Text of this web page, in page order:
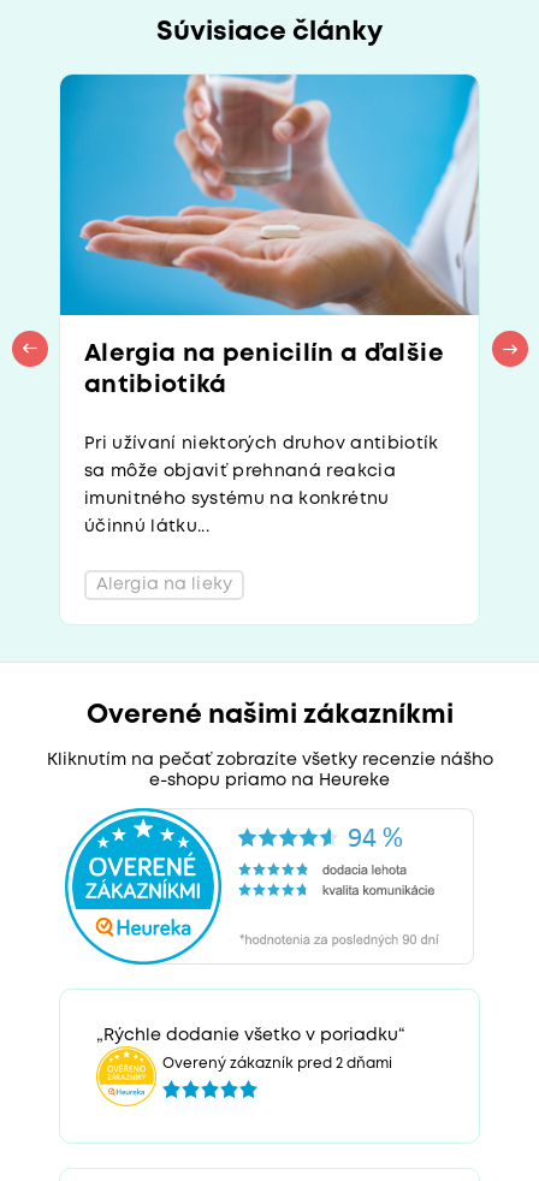
Súvisiace články
Alergia na penicilín a ďalšie
antibiotiká
Pri užívaní niektorých druhov antibiotík
sa môže objaviť prehnaná reakcia
imunitného systému na konkrétnu
účinnú látku...
Alergia na lieky
Overené našimi zákazníkmi
Kliknutím na pečať zobrazíte všetky recenzie nášho
e-shopu priamo na Heureke
„Rýchle dodanie všetko v poriadku“
Overený zákazník pred 2 dňami